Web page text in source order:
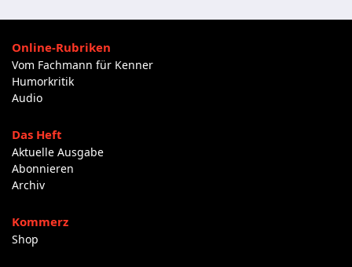
Online-Rubriken
Vom Fachmann für Kenner
Humorkritik
Audio
Das Heft
Aktuelle Ausgabe
Abonnieren
Archiv
Kommerz
Shop